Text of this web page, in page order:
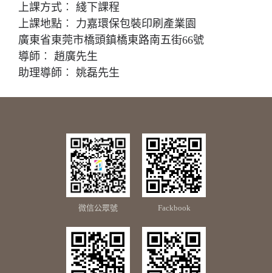
上課方式︰ 綫下課程
上課地點︰ 力嘉環保包裝印刷產業園
廣東省東莞市橋頭鎮橋東路南五街66號
導師︰ 趙廣先生
助理導師︰ 姚磊先生
微信公眾號 Fackbook